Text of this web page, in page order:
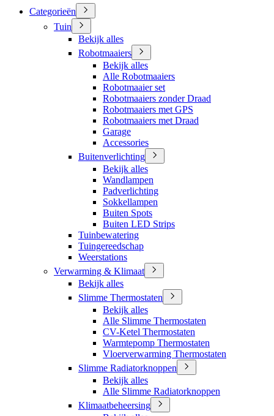
Categorieën
Tuin
Bekijk alles
Robotmaaiers
Bekijk alles
Alle Robotmaaiers
Robotmaaier set
Robotmaaiers zonder Draad
Robotmaaiers met GPS
Robotmaaiers met Draad
Garage
Accessories
Buitenverlichting
Bekijk alles
Wandlampen
Padverlichting
Sokkellampen
Buiten Spots
Buiten LED Strips
Tuinbewatering
Tuingereedschap
Weerstations
Verwarming & Klimaat
Bekijk alles
Slimme Thermostaten
Bekijk alles
Alle Slimme Thermostaten
CV-Ketel Thermostaten
Warmtepomp Thermostaten
Vloerverwarming Thermostaten
Slimme Radiatorknoppen
Bekijk alles
Alle Slimme Radiatorknoppen
Klimaatbeheersing